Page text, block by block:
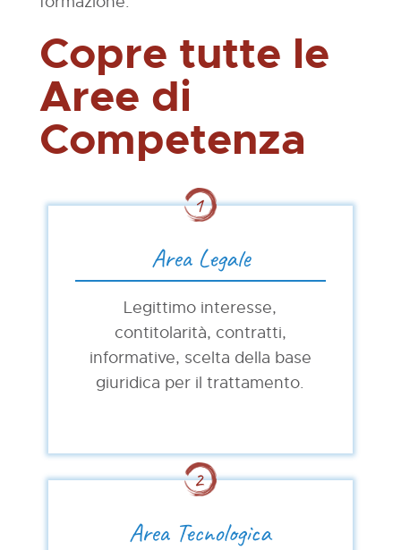
Copre tutte le
Aree di
Competenza
Area Legale
Legittimo interesse,
contitolarità, contratti,
informative, scelta della base
giuridica per il trattamento.
Area Tecnologica